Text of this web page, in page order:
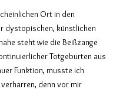
Ort in den
dystopischen, künstlichen
steht wie die Beißzange
Totgeburten aus
Funktion, musste ich
denn vor mir